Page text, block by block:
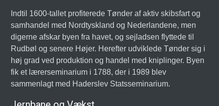
Indtil 1600-tallet profiterede Tønder af aktiv skibsfart og
samhandel med Nordtyskland og Nederlandene, men
digerne afskar byen fra havet, og sejladsen flyttede til
Rudbøl og senere Højer. Herefter udviklede Tønder sig i
høj grad ved produktion og handel med kniplinger. Byen
fik et lærerseminarium i 1788, der i 1989 blev
sammenlagt med Haderslev Statsseminarium.